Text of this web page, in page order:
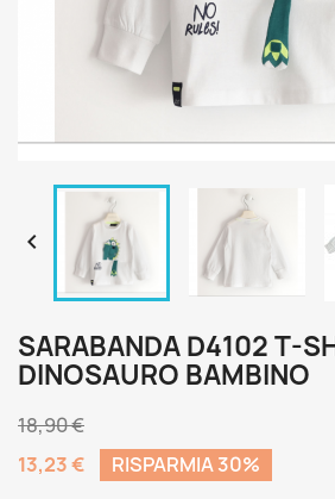

SARABANDA D4102 T-
DINOSAURO BAMBINO
18,90 €
13,23 €
RISPARMIA 30%